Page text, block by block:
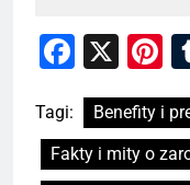
X
Tagi:
Benefity i
Fakty i mity o